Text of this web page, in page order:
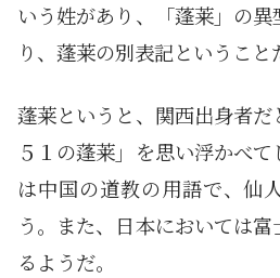
いう姓があり、「蓬莱」の
り、蓬莱の別表記ということ
蓬莱というと、関西出身者だ
５１の蓬莱」を思い浮かべ
は中国の道教の用語で、仙
う。また、日本においては
るようだ。